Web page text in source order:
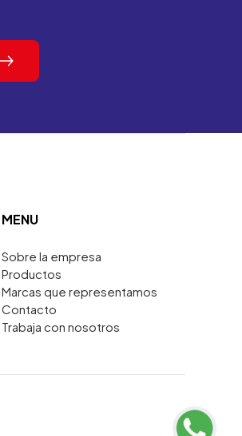
MENU
Sobre la empresa
Productos
Marcas que representamos
Contacto
Trabaja con nosotros